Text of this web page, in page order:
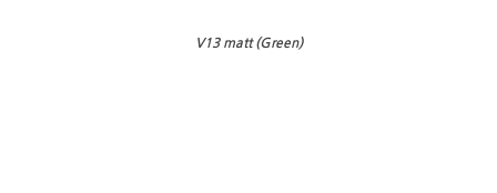
V13 matt (Green)